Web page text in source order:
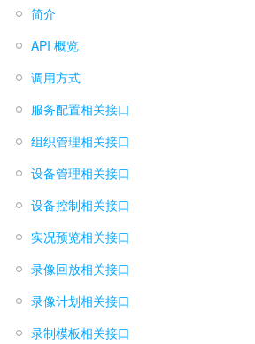
简介
API 概览
调用方式
服务配置相关接口
组织管理相关接口
设备管理相关接口
设备控制相关接口
实况预览相关接口
录像回放相关接口
录像计划相关接口
录制模板相关接口